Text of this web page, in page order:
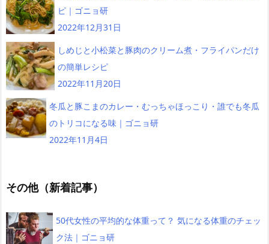
ピ｜ゴニョ研
2022年12月31日
しめじと小松菜と豚肉のクリーム煮・フライパンだけ
の簡単レシピ
2022年11月20日
冬瓜と豚こまのカレー・むっちゃほっこり・誰でも冬瓜
のトリコになる味｜ゴニョ研
2022年11月4日
その他（新着記事）
50代女性の平均的な体重って？ 気になる体重のチェッ
ク法｜ゴニョ研